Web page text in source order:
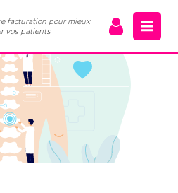
facturation pour mieux
vos patients